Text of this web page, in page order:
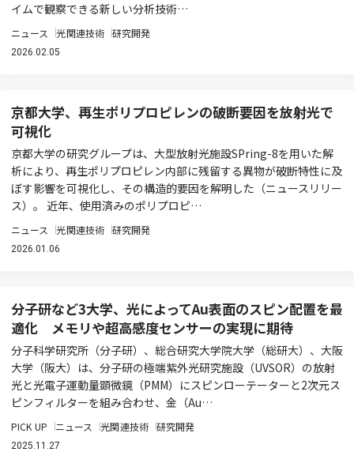
イムで観察できる新しい分析技術…
ニュース 光関連技術 研究開発
2026.02.05
京都大学、再生ポリプロピレンの破断要因を放射光で
可視化
京都大学の研究グループは、大型放射光施設SPring-8を用いた解
析により、再生ポリプロピレン内部に残留する異物が破断特性に及
ぼす影響を可視化し、その構造的要因を解明した（ニュースリリー
ス）。 近年、使用済みのポリプロピ…
ニュース 光関連技術 研究開発
2026.01.06
分子研など3大学、光によってAu表面のスピン配置を最
適化 メモリや超高感度センサーの実現に期待
分子科学研究所（分子研）、総合研究大学院大学（総研大）、大阪
大学（阪大）は、分子研の極端紫外光研究施設（UVSOR）の放射
光と光電子運動量顕微鏡（PMM）にスピンローテーターと2次元ス
ピンフィルターを組み合わせ、金（Au…
PICK UP ニュース 光関連技術 研究開発
2025.11.27